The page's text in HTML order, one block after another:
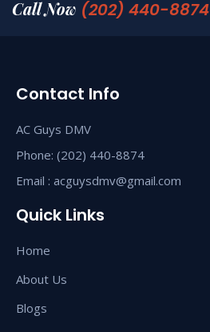
Call Now (202) 440-8874
Contact Info
AC Guys DMV
Phone: (202) 440-8874
Email : acguysdmv@gmail.com
Quick Links
Home
About Us
Blogs